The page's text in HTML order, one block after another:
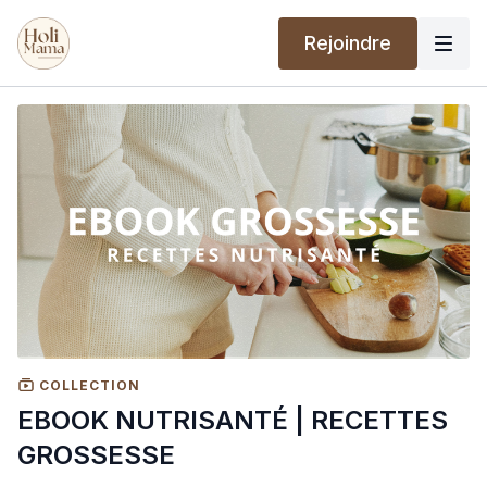
Rejoindre
COLLECTION
EBOOK NUTRISANTÉ | RECETTES
GROSSESSE